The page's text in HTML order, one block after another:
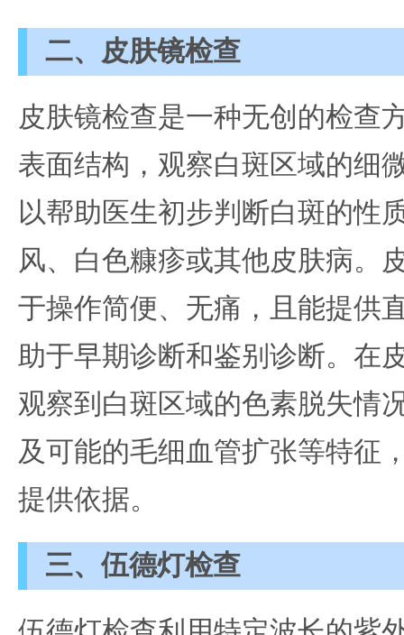
二、皮肤镜检查
皮肤镜检查是一种无创的检查
表面结构，观察白斑区域的细
以帮助医生初步判断白斑的性
风、白色糠疹或其他皮肤病。
于操作简便、无痛，且能提供
助于早期诊断和鉴别诊断。在
观察到白斑区域的色素脱失情
及可能的毛细血管扩张等特征
提供依据。
三、伍德灯检查